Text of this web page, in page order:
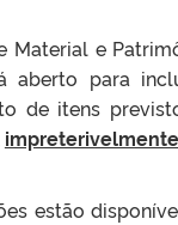
Material e
aberto para
de itens
estão